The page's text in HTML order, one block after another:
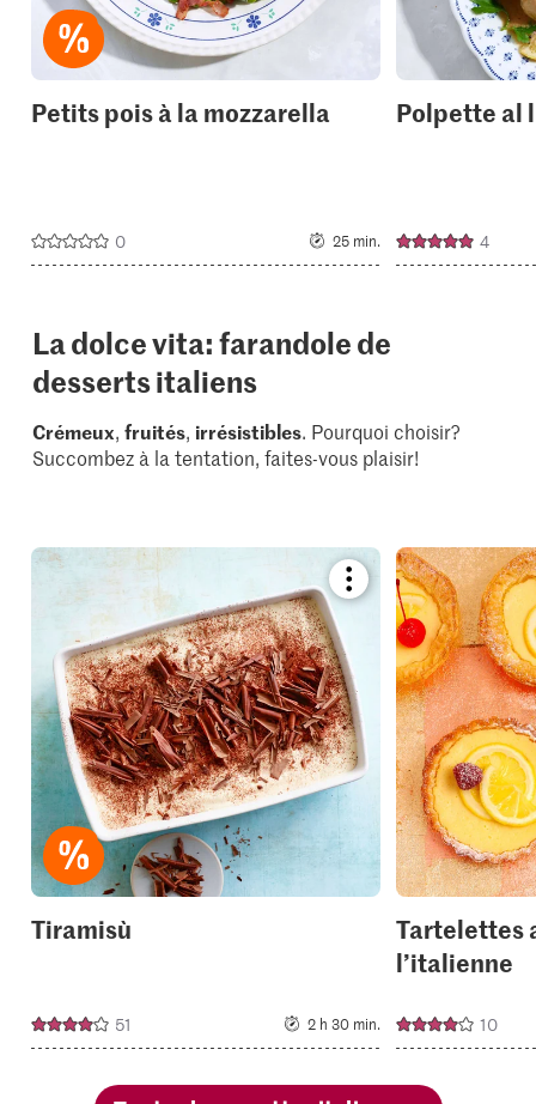
Petits pois à la mozzarella
0 25 min.
Polpette al
4
La dolce vita: farandole de
desserts italiens
Crémeux,fruités, irrésistibles. Pourquoi choisir?
Succombez à la tentation, faites-vous plaisir!
Bookmark
recipe
it
to
your
collections.
Tiramisù
51 2 h 30 min.
Tartelettes
l’italienne
10